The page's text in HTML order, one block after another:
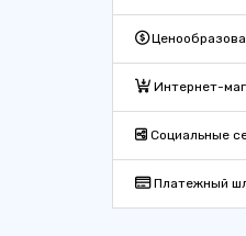
Интернет-
Социальные
Платежный